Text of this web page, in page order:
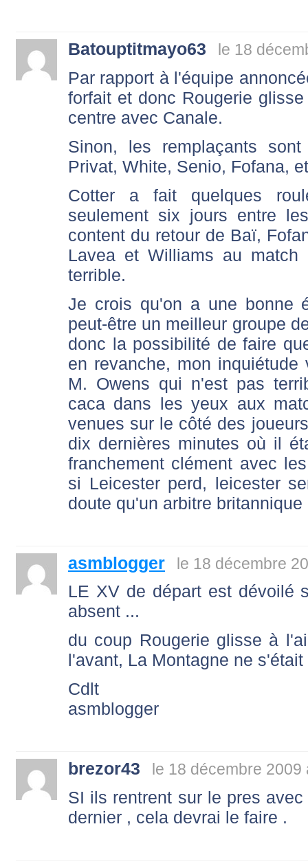
Batouptitmayo63 le 18
Par rapport à l'équipe
forfait et donc Rougerie
centre avec Canale.
Sinon, les remplaçants
Privat, White, Senio, Fofana,
Cotter a fait quelques
seulement six jours entre
content du retour de Baï,
Lavea et Williams au
terrible.
Je crois qu'on a une bonne
peut-être un meilleur groupe
donc la possibilité de faire
en revanche, mon
M. Owens qui n'est pas
caca dans les yeux aux
venues sur le côté des
dix dernières minutes où il
franchement clément avec
si Leicester perd, leicester
doute qu'un arbitre
asmblogger le 18 décembre
LE XV de départ est dévoilé
absent ...
du coup Rougerie glisse à
l'avant, La Montagne ne
Cdlt
asmblogger
brezor43 le 18 décembre 2009
SI ils rentrent sur le pres
dernier , cela devrai le faire .